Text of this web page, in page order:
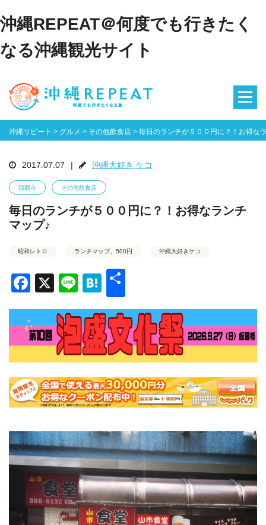
沖縄REPEAT＠何度でも行きたく
なる沖縄観光サイト
沖縄リピート > グルメ > その他飲食店 > 毎日のランチが５００円に？！お得な
2017.07.07 | 沖縄大好き ケコ
那覇市 その他飲食店
毎日のランチが５００円に？！お得なランチ
マップ♪
昭和レトロ ランチマップ、500円 沖縄大好きケコ
Facebook
X LineHatena